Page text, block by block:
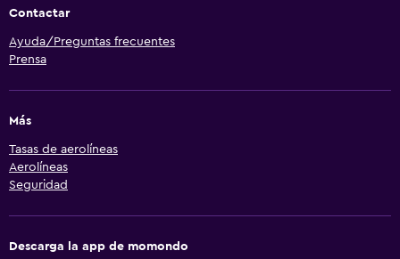
Contactar
Ayuda/Preguntas frecuentes
Prensa
Más
Tasas de aerolíneas
Aerolíneas
Seguridad
Descarga la app de momondo